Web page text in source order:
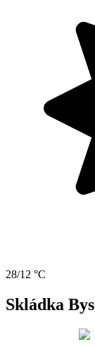
28/12 °C
Skládka